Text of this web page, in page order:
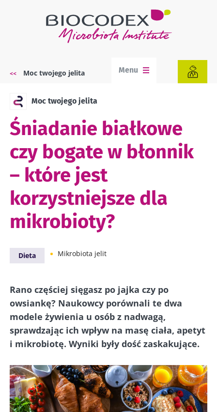
Moc twojego jelita Menu
Moc twojego jelita
Śniadanie białkowe
czy bogate w błonnik
– które jest
korzystniejsze dla
mikrobioty?
Dieta Mikrobiota jelit
Rano częściej sięgasz po jajka czy po
owsiankę? Naukowcy porównali te dwa
modele żywienia u osób z nadwagą,
sprawdzając ich wpływ na masę ciała, apetyt
i mikrobiotę. Wyniki były dość zaskakujące.